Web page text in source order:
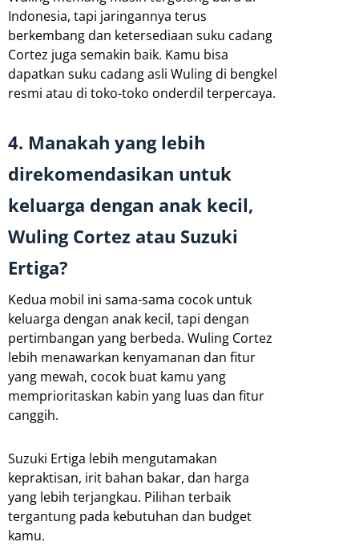
Indonesia, tapi jaringannya terus
berkembang dan ketersediaan suku cadang
Cortez juga semakin baik. Kamu bisa
dapatkan suku cadang asli Wuling di bengkel
resmi atau di toko-toko onderdil terpercaya.
4. Manakah yang lebih
direkomendasikan untuk
keluarga dengan anak kecil,
Wuling Cortez atau Suzuki
Ertiga?
Kedua mobil ini sama-sama cocok untuk
keluarga dengan anak kecil, tapi dengan
pertimbangan yang berbeda. Wuling Cortez
lebih menawarkan kenyamanan dan fitur
yang mewah, cocok buat kamu yang
memprioritaskan kabin yang luas dan fitur
canggih.
Suzuki Ertiga lebih mengutamakan
kepraktisan, irit bahan bakar, dan harga
yang lebih terjangkau. Pilihan terbaik
tergantung pada kebutuhan dan budget
kamu.